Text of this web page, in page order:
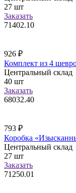
27 шт
Заказать
71402.10
926 ₽
Комплект из 4
Центральный склад
40 шт
Заказать
68032.40
793 ₽
Коробка
Центральный склад
27 шт
Заказать
71250.01